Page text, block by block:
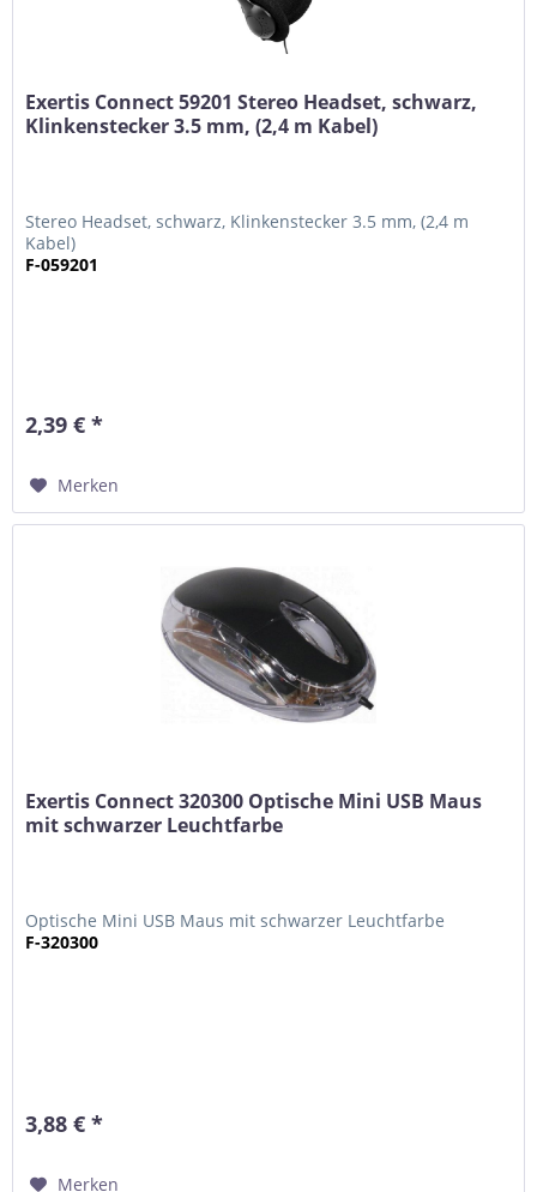
Exertis Connect 59201 Stereo Headset, schwarz,
Klinkenstecker 3.5 mm, (2,4 m Kabel)
Stereo Headset, schwarz, Klinkenstecker 3.5 mm, (2,4 m
Kabel)
F-059201
2,39 € *
Merken
Exertis Connect 320300 Optische Mini USB Maus
mit schwarzer Leuchtfarbe
Optische Mini USB Maus mit schwarzer Leuchtfarbe
F-320300
3,88 € *
Merken